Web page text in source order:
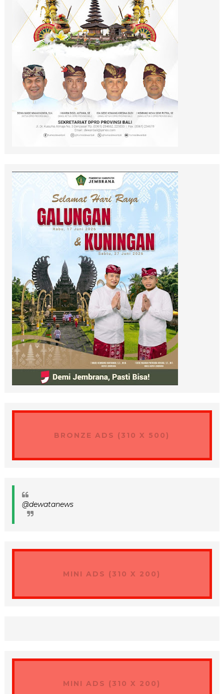
BRONZE ADS (310 X 500)
@dewatanews
MINI ADS (310 X 200)
MINI ADS (310 X 200)